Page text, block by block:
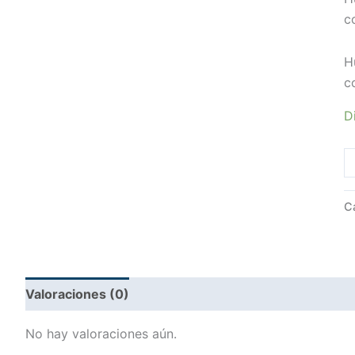
Valoraciones (0)
No hay valoraciones aún.